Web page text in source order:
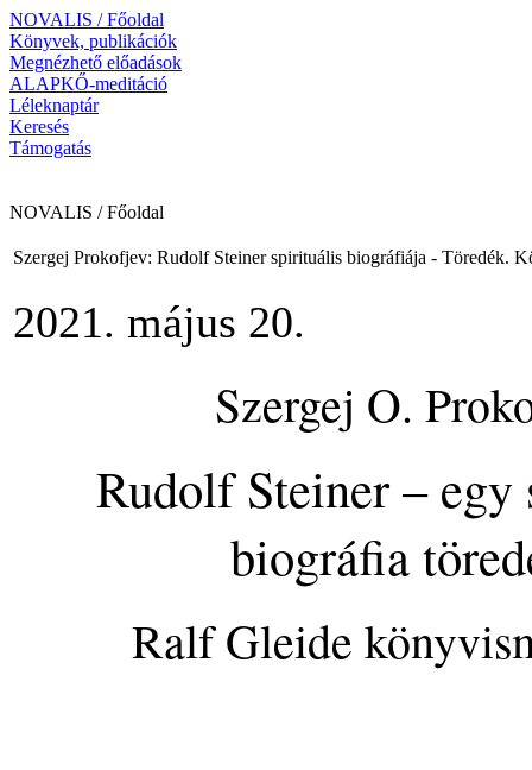
NOVALIS / Főoldal
Könyvek, publikációk
Megnézhető előadások
ALAPKŐ-meditáció
Léleknaptár
Keresés
Támogatás
NOVALIS / Főoldal
Szergej Prokofjev: Rudolf Steiner spirituális biográfiája - Töredék.
2021. május 20.
Szergej O.
Rudolf Steiner –
biográfia
Ralf Gleide